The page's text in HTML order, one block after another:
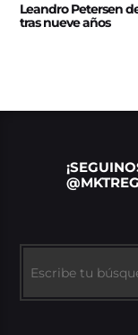
Leandro Petersen
tras nueve años